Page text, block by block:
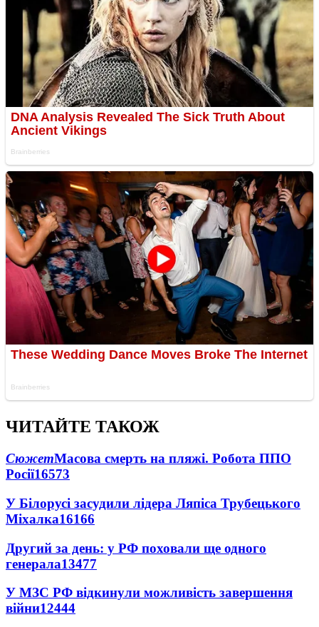
ЧИТАЙТЕ ТАКОЖ
СюжетМасова смерть на пляжі. Робота ППО
Росії16573
У Білорусі засудили лідера Ляпіса Трубецького
Міхалка16166
Другий за день: у РФ поховали ще одного
генерала13477
У МЗС РФ відкинули можливість завершення
війни12444